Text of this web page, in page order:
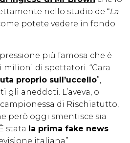
nello studio de “La
potete vedere in fondo
più famosa che è
milioni di spettatori. “Cara
proprio sull’uccello”,
aneddoti. L’aveva, o
campionessa di Rischiatutto,
però oggi smentisce sia
stata
la prima fake news
italiana”.